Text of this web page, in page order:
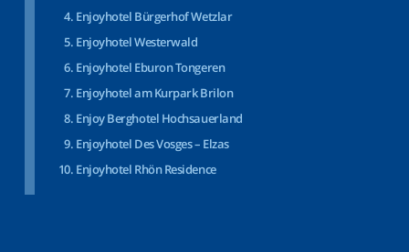
Enjoyhotel Bürgerhof Wetzlar
Enjoyhotel Westerwald
Enjoyhotel Eburon Tongeren
Enjoyhotel am Kurpark Brilon
Enjoy Berghotel Hochsauerland
Enjoyhotel Des Vosges – Elzas
Enjoyhotel Rhön Residence